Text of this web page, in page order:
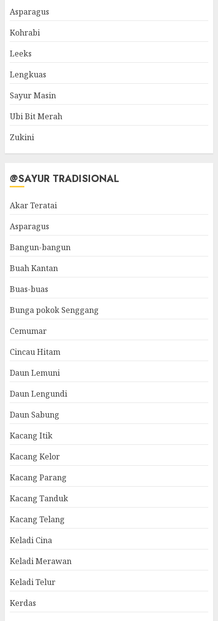
Asparagus
Kohrabi
Leeks
Lengkuas
Sayur Masin
Ubi Bit Merah
Zukini
@SAYUR TRADISIONAL
Akar Teratai
Asparagus
Bangun-bangun
Buah Kantan
Buas-buas
Bunga pokok Senggang
Cemumar
Cincau Hitam
Daun Lemuni
Daun Lengundi
Daun Sabung
Kacang Itik
Kacang Kelor
Kacang Parang
Kacang Tanduk
Kacang Telang
Keladi Cina
Keladi Merawan
Keladi Telur
Kerdas